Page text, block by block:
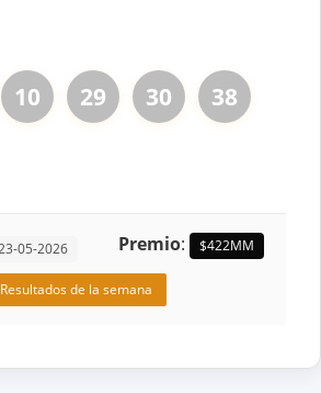
10 29 30
38
05-2026 Premio: $422MM
Resultados de la semana